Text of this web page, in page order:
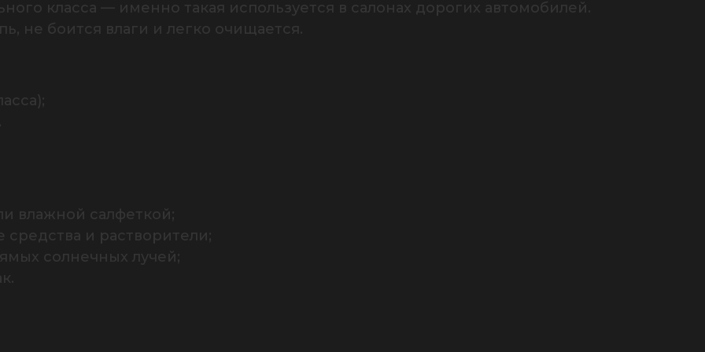
класса — именно такая используется в салонах дорогих автомобилей.
не боится влаги и легко очищается.
влажной салфеткой;
и растворители;
солнечных лучей;